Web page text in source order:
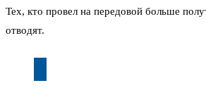
Тех, кто провел на передовой больше
отводят.